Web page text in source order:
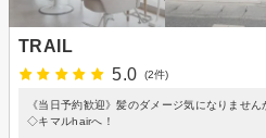
TRAIL
5.0
(2件)
《当日予約歓迎》髪のダメージ気になりませ
◇キマルhairへ！